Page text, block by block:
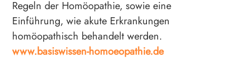
Regeln der Homöopathie, sowie eine
Einführung, wie akute Erkrankungen
homöopathisch behandelt werden.
www.basiswissen-homoeopathie.de